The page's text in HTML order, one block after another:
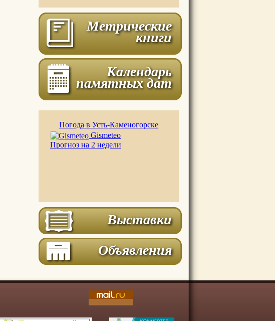
Метрические
книги
Календарь
памятных дат
Погода в Усть-Каменогорске
Gismeteo
Прогноз на 2 недели
Выставки
Объявления